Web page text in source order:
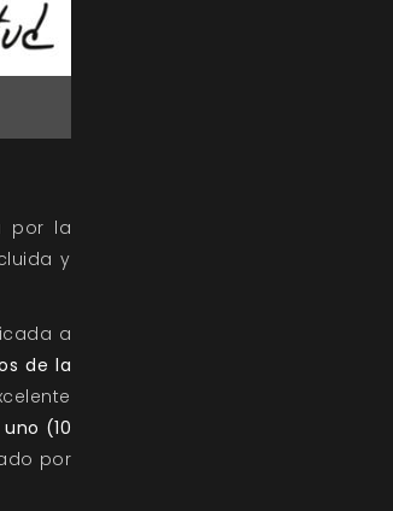
por la
y
a
de la
(10
por